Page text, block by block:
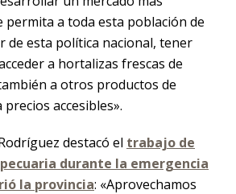
permita a toda esta población de
de esta política nacional, tener
a hortalizas frescas de
a otros productos de
accesibles».
destacó el trabajo de
durante la emergencia
la provincia: «Aprovechamos